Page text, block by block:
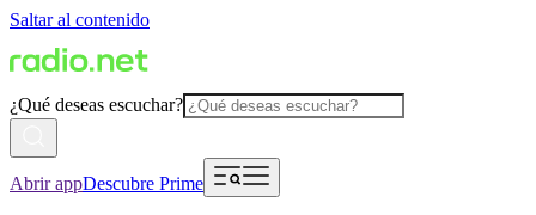
Saltar al contenido
¿Qué deseas escuchar?
Abrir appDescubre Prime